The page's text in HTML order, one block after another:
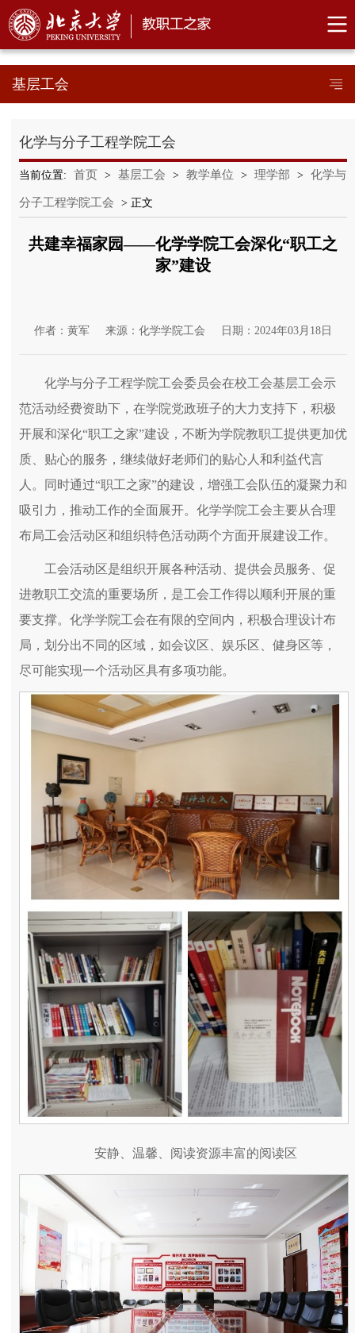
基层工会
化学与分子工程学院工会
当前位置: 首页 > 基层工会 > 教学单位 > 理学部 > 化学与
分子工程学院工会 > 正文
共建幸福家园——化学学院工会深化“职工之
家”建设
作者：黄军 来源：化学学院工会 日期：2024年03月18日
化学与分子工程学院工会委员会在校工会基层工会示
范活动经费资助下，在学院党政班子的大力支持下，积极
开展和深化“职工之家”建设，不断为学院教职工提供更加优
质、贴心的服务，继续做好老师们的贴心人和利益代言
人。同时通过“职工之家”的建设，增强工会队伍的凝聚力和
吸引力，推动工作的全面展开。化学学院工会主要从合理
布局工会活动区和组织特色活动两个方面开展建设工作。
工会活动区是组织开展各种活动、提供会员服务、促
进教职工交流的重要场所，是工会工作得以顺利开展的重
要支撑。化学学院工会在有限的空间内，积极合理设计布
局，划分出不同的区域，如会议区、娱乐区、健身区等，
尽可能实现一个活动区具有多项功能。
安静、温馨、阅读资源丰富的阅读区